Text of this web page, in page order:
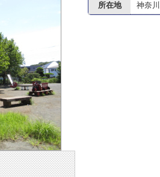
所在地
神奈